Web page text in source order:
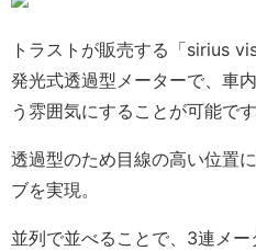
トラストが販売する「sirius
発光式透過型メーターで、車
う雰囲気にすることが可能です
透過型のため目線の高い位置
ブを実現。
並列で並べることで、3連メ